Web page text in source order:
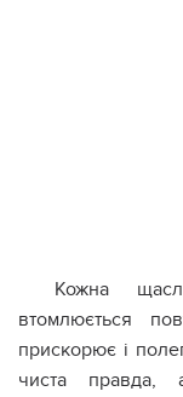
Кожна
втомлюється
прискорює і
чиста правда,